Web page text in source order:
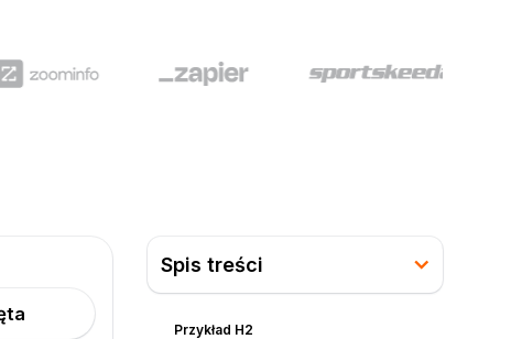
Spis treści
Przykład H2